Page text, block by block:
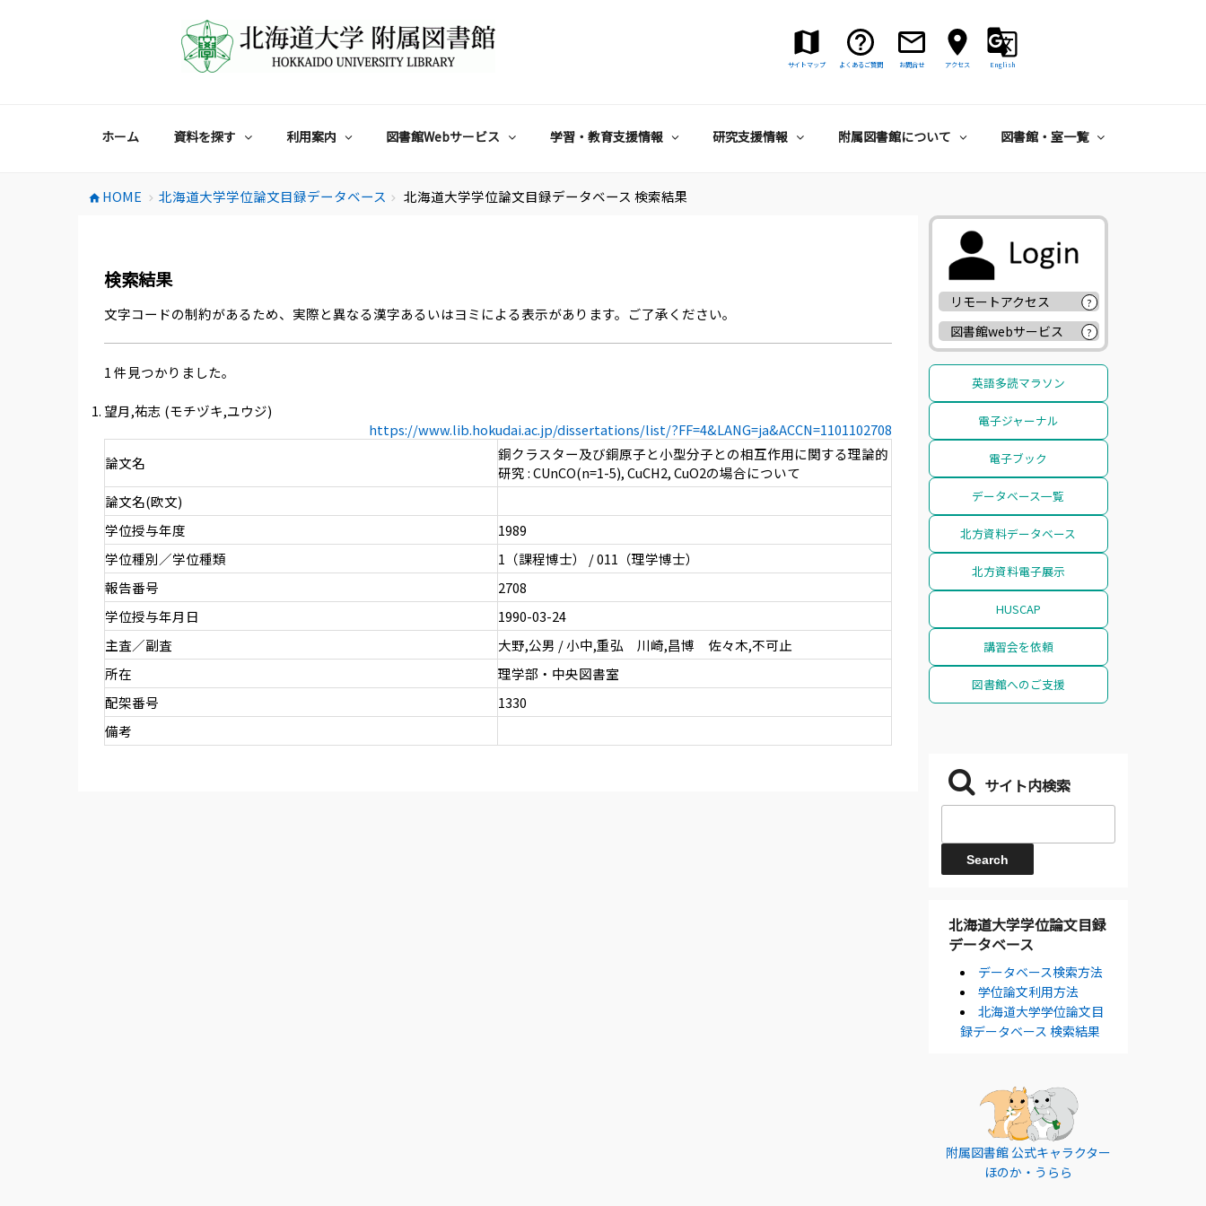
サイトマップ よくあるご質問 お問合せ アクセス English
ホーム 資料を探す 利用案内 図書館Webサービス 学習・教育支援情報 研究支援情報 附属図書館について 図書館・室一覧
home HOME chevron_right 北海道大学学位論文目録データベース chevron_right 北海道大学学位論文目録データベース 検索結果
検索結果
文字コードの制約があるため、実際と異なる漢字あるいはヨミによる表示があります。ご了承ください。
1 件見つかりました。
望月,祐志 (モチヅキ,ユウジ)
https://www.lib.hokudai.ac.jp/dissertations/list/?FF=4&LANG=ja&ACCN=1101102708
論文名
銅クラスター及び銅原子と小型分子との相互作用に関する理論的
研究 : CUnCO(n=1-5), CuCH2, CuO2の場合について
論文名(欧文)
学位授与年度
1989
学位種別／学位種類
1（課程博士） / 011（理学博士）
報告番号
2708
学位授与年月日
1990-03-24
主査／副査
大野,公男 / 小中,重弘 川崎,昌博 佐々木,不可止
所在
理学部・中央図書室
配架番号
1330
備考
リモートアクセス ?
図書館webサービス ?
英語多読マラソン
電子ジャーナル
電子ブック
データベース一覧
北方資料データベース
北方資料電子展示
HUSCAP
講習会を依頼
図書館へのご支援
サイト内検索
北海道大学学位論文目録
データベース
データベース検索方法
学位論文利用方法
北海道大学学位論文目
録データベース 検索結果
附属図書館 公式キャラクター
ほのか・うらら